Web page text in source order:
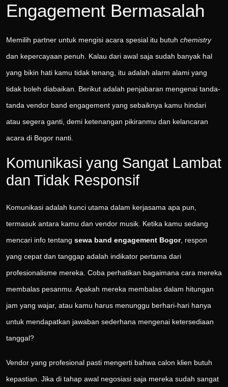
Engagement Bermasalah
Memilih partner untuk mengisi acara spesial itu butuh chemistry
dan kepercayaan penuh. Kalau dari awal saja sudah banyak hal
yang bikin hati kamu tidak tenang, itu adalah alarm alami yang
tidak boleh diabaikan. Berikut adalah penjabaran mengenai tanda-
tanda vendor band engagement yang sebaiknya kamu hindari
atau segera ganti, demi ketenangan pikiranmu dan kelancaran
acara di Bogor nanti.
Komunikasi yang Sangat Lambat
dan Tidak Responsif
Komunikasi adalah kunci utama dalam kerjasama apa pun,
termasuk antara kamu dan vendor musik. Ketika kamu sedang
mencari info tentang sewa band engagement Bogor, respon
yang cepat dan tanggap adalah indikator pertama dari
profesionalisme mereka. Coba perhatikan bagaimana cara mereka
membalas pesanmu. Apakah mereka membalas dalam hitungan
jam yang wajar, atau kamu harus menunggu berhari-hari hanya
untuk mendapatkan jawaban sederhana mengenai ketersediaan
tanggal?
Vendor yang profesional pasti mengerti bahwa calon klien butuh
kepastian. Jika di tahap awal negosiasi saja mereka sudah sangat